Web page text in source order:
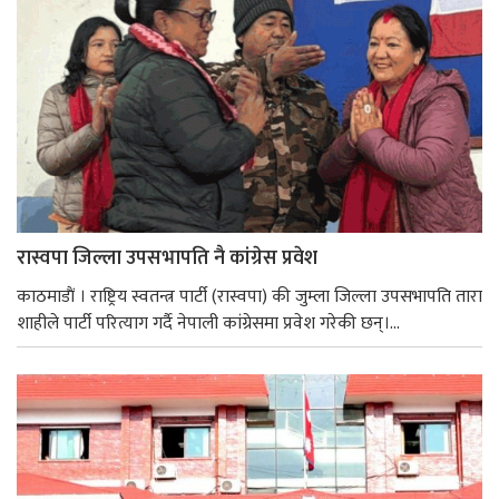
रास्वपा जिल्ला उपसभापति नै कांग्रेस प्रवेश
काठमाडाैं । राष्ट्रिय स्वतन्त्र पार्टी (रास्वपा) की जुम्ला जिल्ला उपसभापति तारा
शाहीले पार्टी परित्याग गर्दै नेपाली कांग्रेसमा प्रवेश गरेकी छन्।...